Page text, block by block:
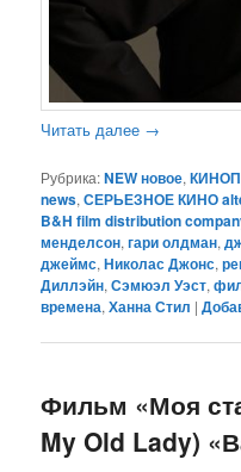
Читать далее →
Рубрика:NEW новое,
news,СЕРЬЕЗНОЕ КИНО
B&H film distribution
менделсон,гари олдман,
джеймс,Николас Джонс,
Диллэйн,Сэмюэл Уэст,
времена,Ханна Стил |
Фильм «Моя
My Old Lady)